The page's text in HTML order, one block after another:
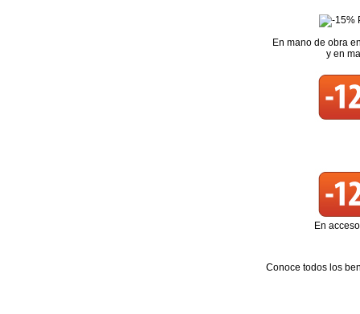
En mano de obra
y en
En
Conoce todos los